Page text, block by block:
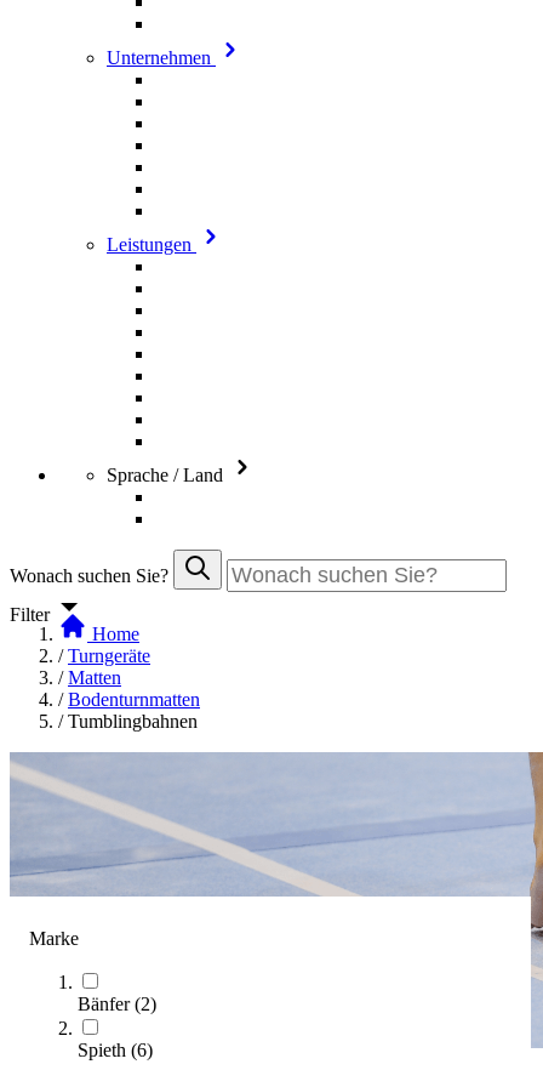
Unternehmen
Leistungen
Sprache / Land
Wonach suchen Sie?
Filter
Marke
Bänfer(2)
Spieth (6)
Home
/ Turngeräte
/ Matten
/ Bodenturnmatten
/ Tumblingbahnen